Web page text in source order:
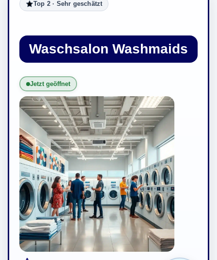
Top 2 · Sehr geschätzt
Waschsalon Washmaids
Jetzt geöffnet